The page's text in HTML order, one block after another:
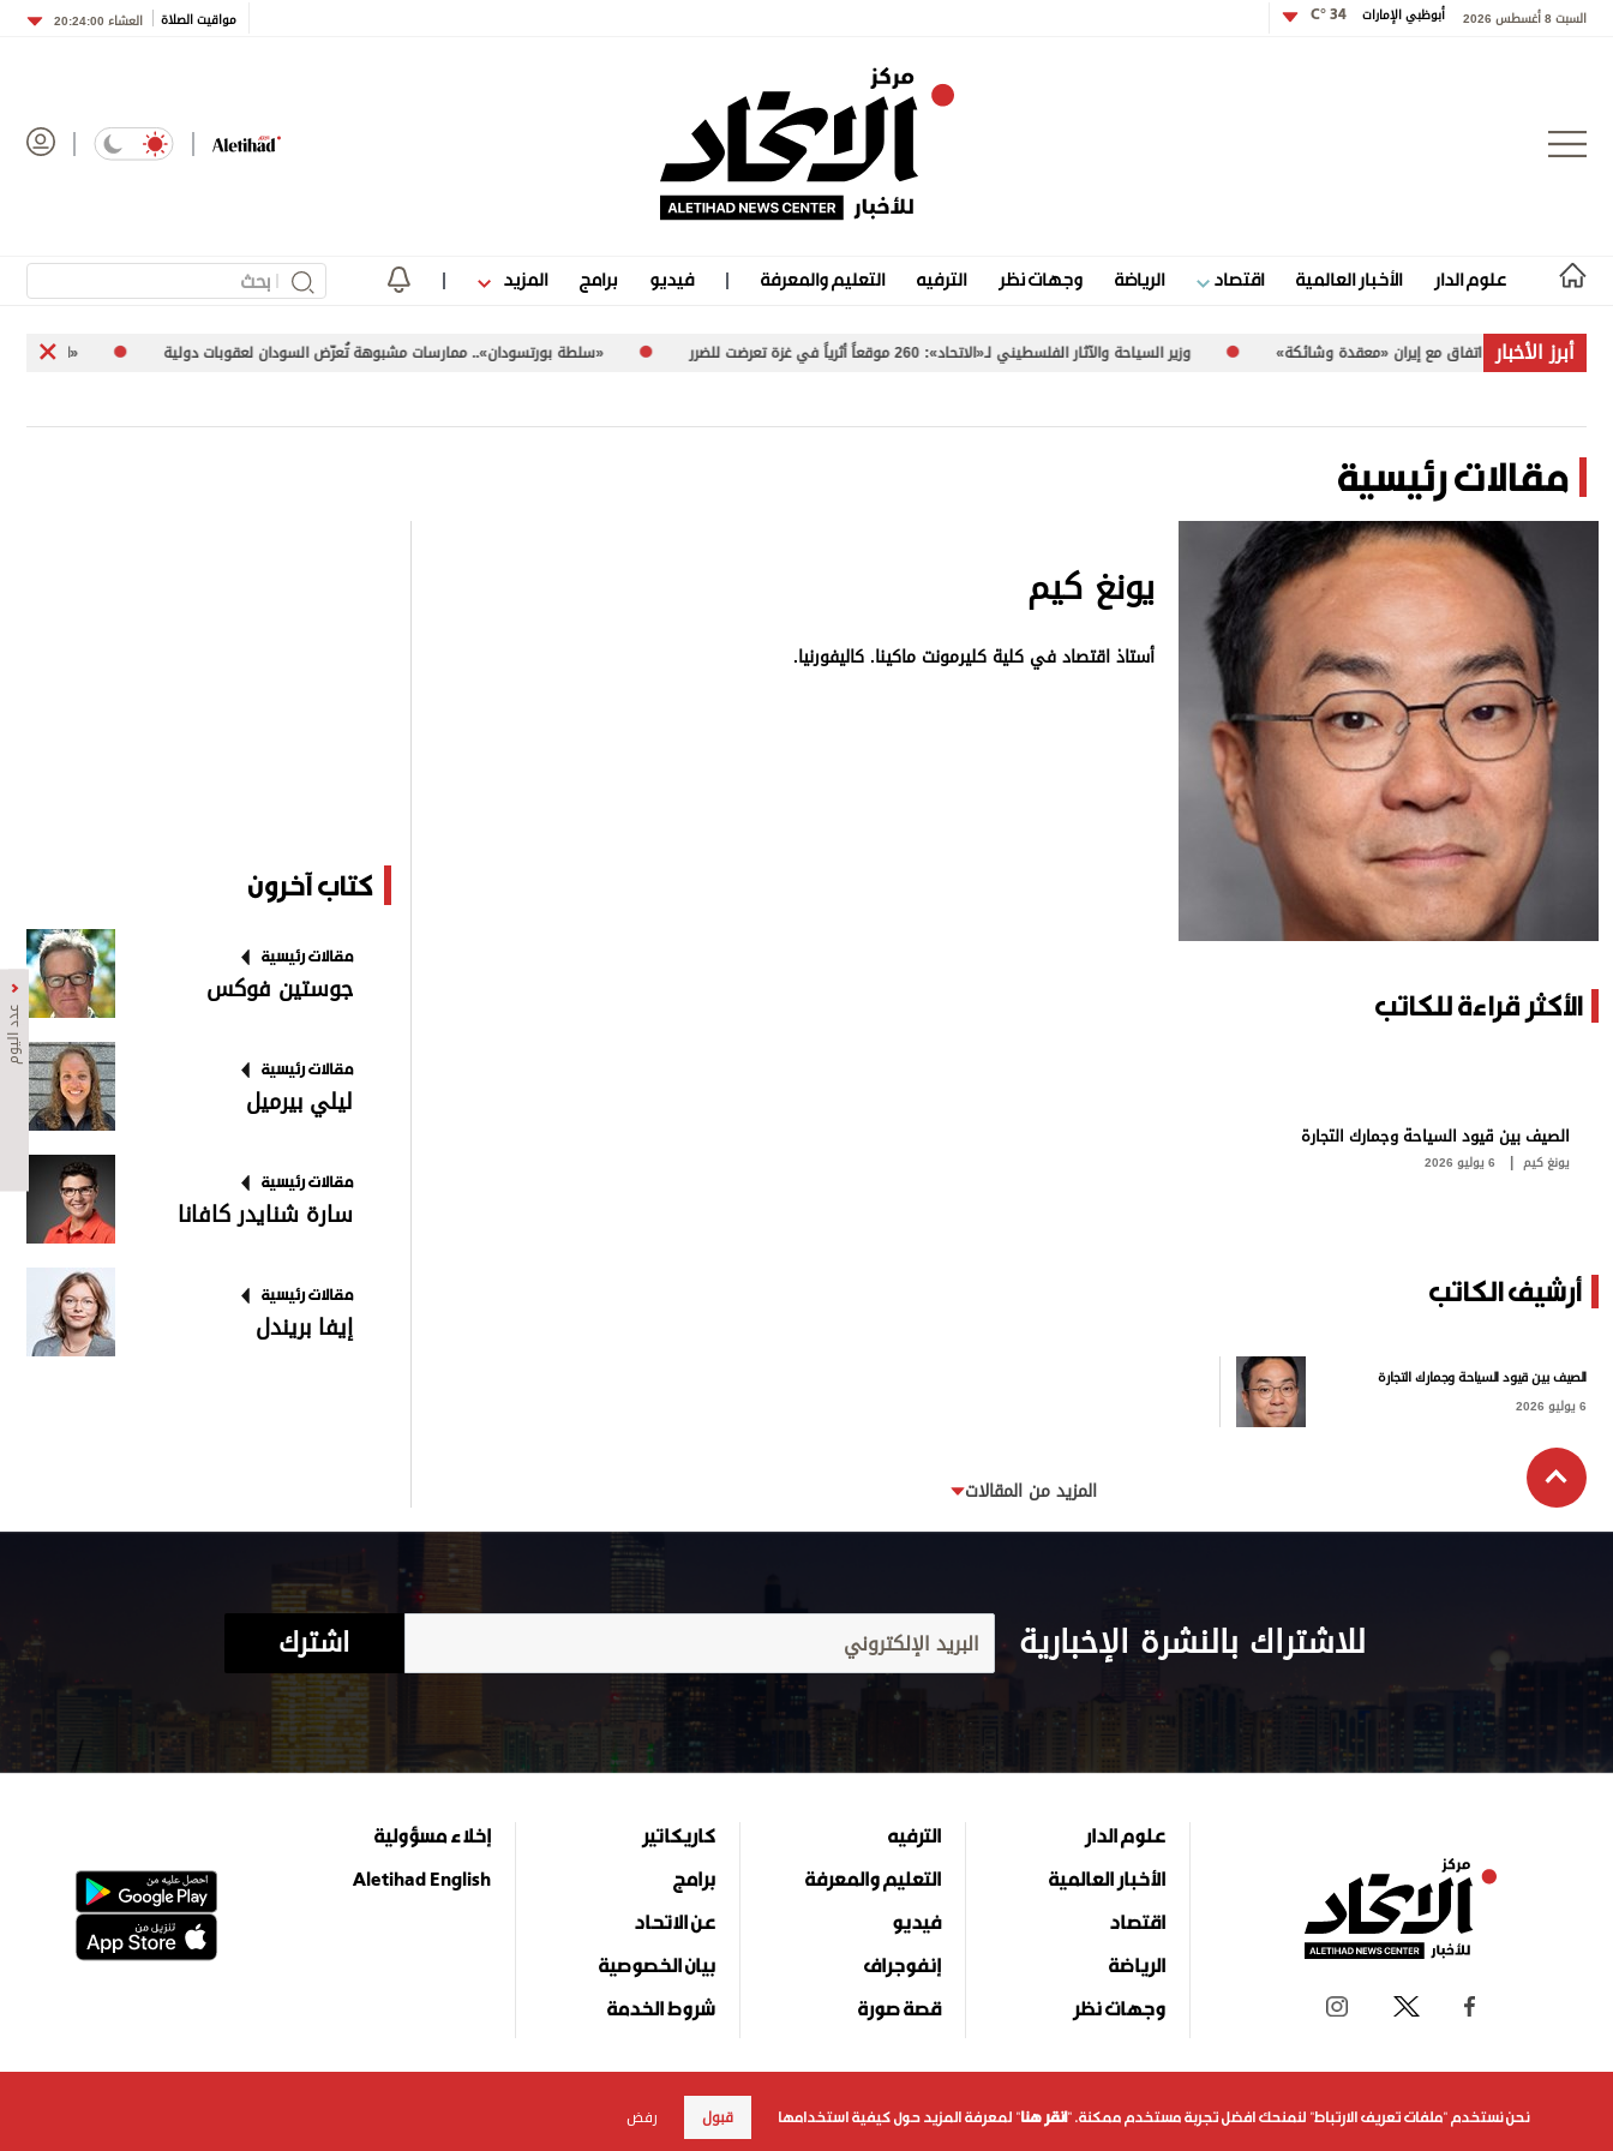
السبت 8 أغسطس 2026 أبوظبي الإمارات 34 °C مواقيت الصلاة العشاء 20:24:00
علوم الدار الأخبار العالمية اقتصاد الرياضة وجهات نظر الترفيه التعليم والمعرفة فيديو برامج المزيد
علوم الدار
الرياضة
وجهات نظر
الترفيه
التعليم والمعرفة
الذكاء الاصطناعي
بودكاست
كاريكتير
عدد اليوم
الأحوال الجوية
أبرز الأخبار
بشأن اتفاق مع إيران «معقدة وشائكة» وزير السياحة والآثار الفلسطيني لـ«الاتحاد»: 260 موقعاً أثرياً في غزة تعرضت للضرر «سلطة بورتسودان».. ممارسات مشبوهة تُعرّض السودان لعقوبات دولية «اليونيفيل» توثق إطلاق إسرائيل
عدد اليوم
مقالات رئيسية
يونغ كيم
أستاذ اقتصاد في كلية كليرمونت ماكينا. كاليفورنيا.
الأكثر قراءة للكاتب
الصيف بين قيود السياحة وجمارك التجارة
يونغ كيم | 6 يوليو 2026
أرشيف الكاتب
الصيف بين قيود السياحة وجمارك التجارة
6 يوليو 2026
المزيد من المقالات
كتاب آخرون
مقالات رئيسية
جوستين فوكس
مقالات رئيسية
ليلي بيرميل
مقالات رئيسية
سارة شنايدر كافانا
مقالات رئيسية
إيفا بريندل
للاشتراك بالنشرة الإخبارية اشترك
علوم الدار
الأخبار العالمية
اقتصاد
الرياضة
وجهات نظر
الترفيه
التعليم والمعرفة
فيديو
إنفوجراف
قصة صورة
كاريكاتير
برامج
عن الاتحاد
بيان الخصوصية
شروط الخدمة
إخلاء مسؤولية
Aletihad English
جميع الحقوق محفوظة لمركز الاتحاد للأخبار 2026©
نحن نستخدم "ملفات تعريف الارتباط" لنمنحك افضل تجربة مستخدم ممكنة. "انقر هنا" لمعرفة المزيد حول كيفية استخدامها قبول رفض